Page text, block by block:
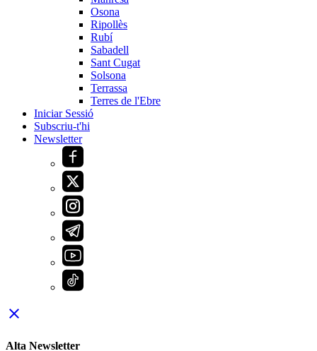
Osona
Ripollès
Rubí
Sabadell
Sant Cugat
Solsona
Terrassa
Terres de l'Ebre
Iniciar Sessió
Subscriu-t'hi
Newsletter
close
Alta Newsletter